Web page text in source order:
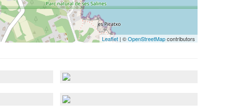
Leaflet | ©OpenStreetMapcontributors